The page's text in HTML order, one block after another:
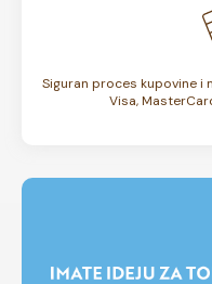
Siguran proces kupovine i
Visa,